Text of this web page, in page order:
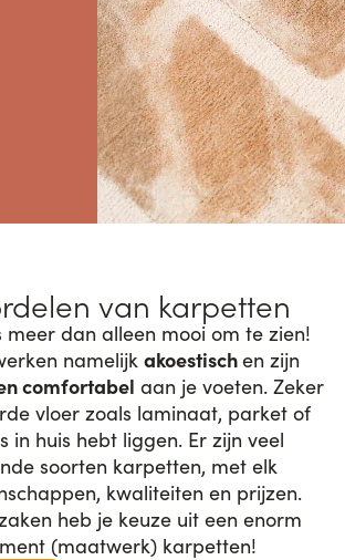
van karpetten
meer dan alleen mooi om te zien!
namelijk akoestischen zijn
comfortabel aan je voeten. Zeker
vloer zoals laminaat, parket of
in huis hebt liggen. Er zijn veel
soorten karpetten, met elk
kwaliteiten en prijzen.
heb je keuze uit een enorm
(maatwerk) karpetten!